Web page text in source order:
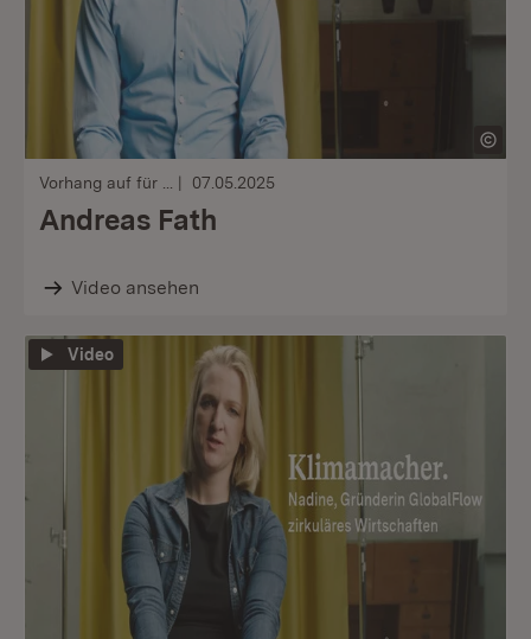
Vorhang auf für ... 07.05.2025
Andreas Fath
Video ansehen
Video